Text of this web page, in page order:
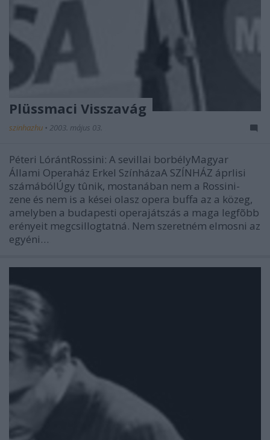
Plüssmaci Visszavág
szinhazhu • 2003. május 03.
Péteri LórántRossini: A sevillai borbélyMagyar
Állami Operaház Erkel SzínházaA SZÍNHÁZ áprlisi
számábólÚgy tûnik, mostanában nem a Rossini-
zene és nem is a kései olasz opera buffa az a közeg,
amelyben a budapesti operajátszás a maga legfõbb
erényeit megcsillogtatná. Nem szeretném elmosni az
egyéni…